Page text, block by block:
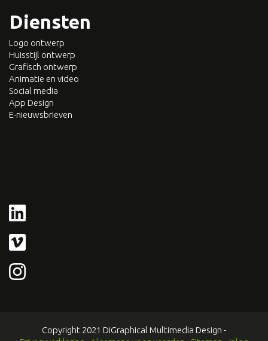
Diensten
Logo ontwerp
Huisstijl ontwerp
Grafisch ontwerp
Animatie en video
Social media
App Design
E-nieuwsbrieven
Copyright 2021 DiGraphical Multimedia Design -